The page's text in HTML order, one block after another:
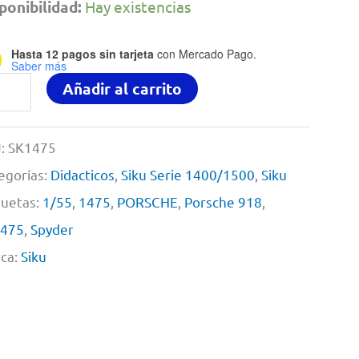
Hay existencias
Hasta 12 pagos sin tarjetacon Mercado Pago.
Saber más
Añadir al carrito
SK1475
Didacticos Siku Serie 1400/1500 Siku
1/55 1475 PORSCHE Porsche 918
Spyder
Siku